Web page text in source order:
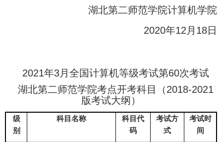
湖北第二师范学院计算机学院
2020年12 月 18日
2021年3月全国计算机等级考试第60次考试
湖北第二师范学院考点开考科目（2018-2021
版考试大纲）
级
别
科目名称
科目代
码
考试方
式
考试时
间